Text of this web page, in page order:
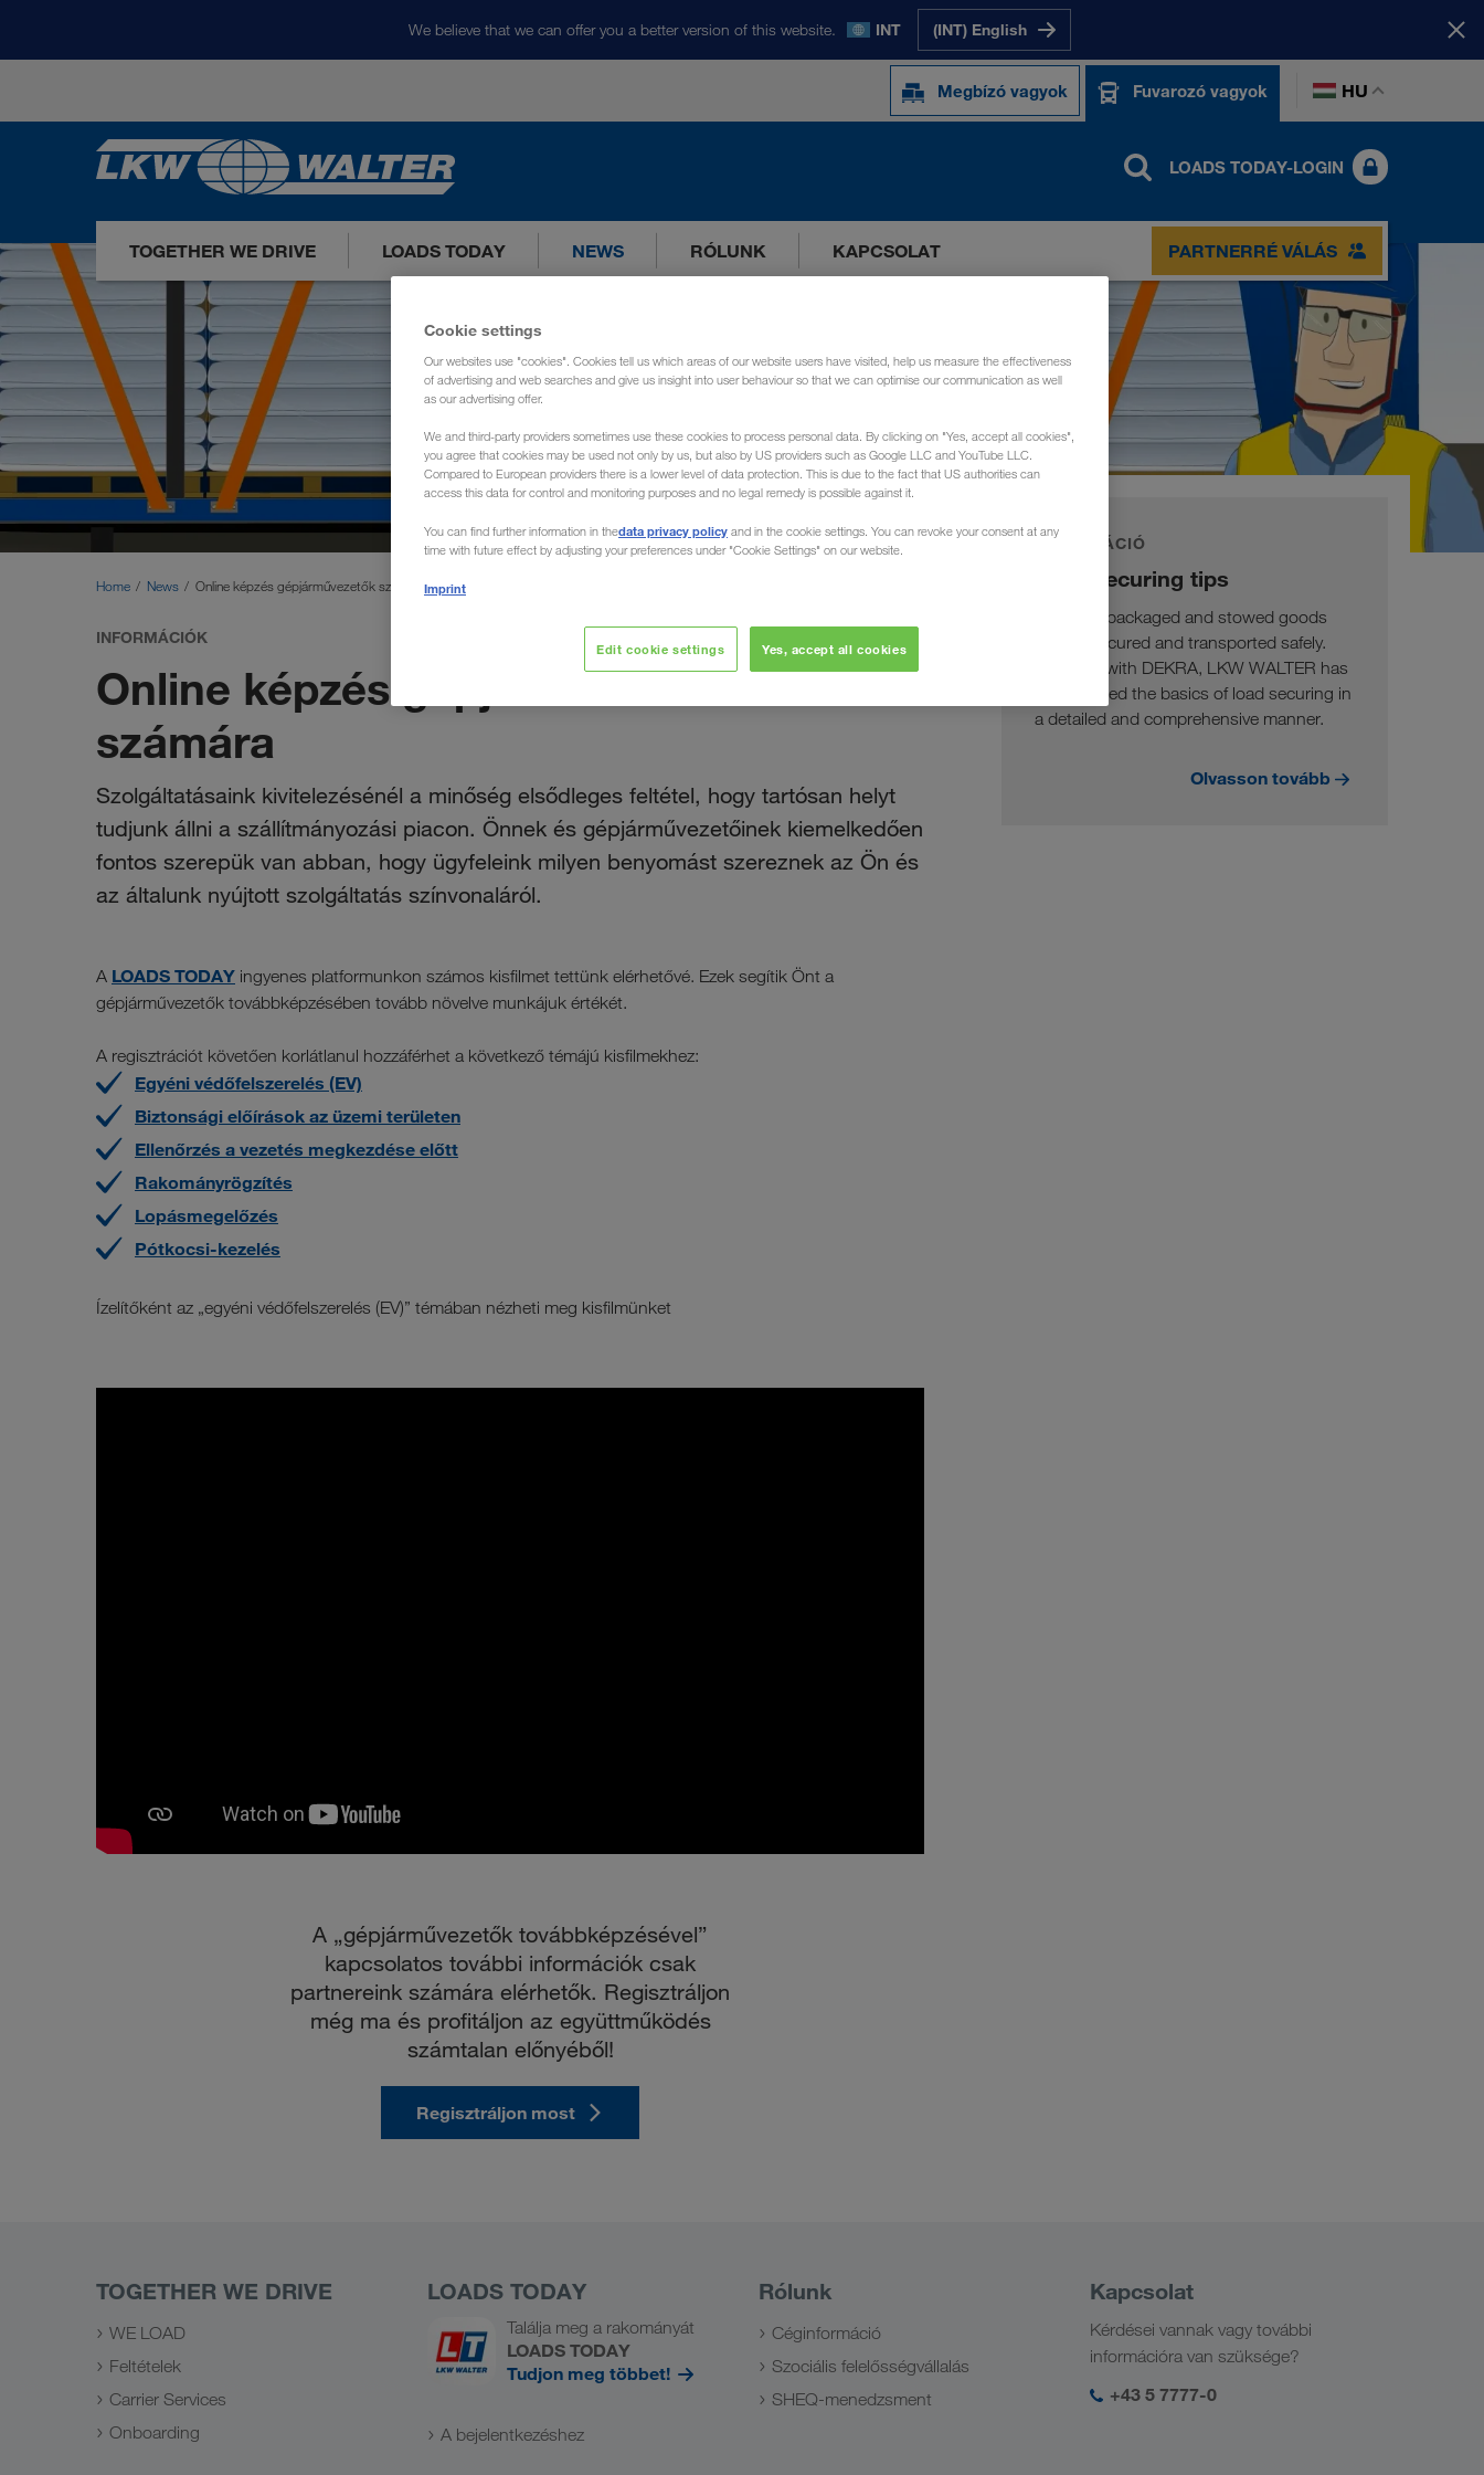
We believe that we can offer you a better version of this website. INT (INT) English
Megbízó vagyok Fuvarozó vagyok HU
LOADS TODAY-LOGIN
TOGETHER WE DRIVE LOADS TODAY NEWS RÓLUNK KAPCSOLAT PARTNERRÉ VÁLÁS
Home News Online képzés gépjárművezetők számára
INFORMÁCIÓK
Online képzés gépjárművezetők
számára
Szolgáltatásaink kivitelezésénél a minőség elsődleges feltétel, hogy tartósan helyt
tudjunk állni a szállítmányozási piacon. Önnek és gépjárművezetőinek kiemelkedően
fontos szerepük van abban, hogy ügyfeleink milyen benyomást szereznek az Ön és
az általunk nyújtott szolgáltatás színvonaláról.
A LOADS TODAY ingyenes platformunkon számos kisfilmet tettünk elérhetővé. Ezek segítik Önt a
gépjárművezetők továbbképzésében tovább növelve munkájuk értékét.
A regisztrációt követően korlátlanul hozzáférhet a következő témájú kisfilmekhez:
Egyéni védőfelszerelés (EV)
Biztonsági előírások az üzemi területen
Ellenőrzés a vezetés megkezdése előtt
Rakományrögzítés
Lopásmegelőzés
Pótkocsi-kezelés
Ízelítőként az „egyéni védőfelszerelés (EV)” témában nézheti meg kisfilmünket
A „gépjárművezetők továbbképzésével”
kapcsolatos további információk csak
partnereink számára elérhetők. Regisztráljon
még ma és profitáljon az együttműködés
számtalan előnyéből!
Regisztráljon most
INFORMÁCIÓ
Load securing tips
Only well packaged and stowed goods
can be secured and transported safely.
Together with DEKRA, LKW WALTER has
summarised the basics of load securing in
a detailed and comprehensive manner.
Olvasson tovább
TOGETHER WE DRIVE
WE LOAD
Feltételek
Carrier Services
Onboarding
LOADS TODAY
Találja meg a rakományát
LOADS TODAY
Tudjon meg többet!
A bejelentkezéshez
Rólunk
Céginformáció
Szociális felelősségvállalás
SHEQ-menedzsment
Kapcsolat
Kérdései vannak vagy további
információra van szüksége?
+43 5 7777-0
Cookie settings
Our websites use "cookies". Cookies tell us which areas of our website users have visited, help us measure the effectiveness
of advertising and web searches and give us insight into user behaviour so that we can optimise our communication as well
as our advertising offer.
We and third-party providers sometimes use these cookies to process personal data. By clicking on "Yes, accept all cookies",
you agree that cookies may be used not only by us, but also by US providers such as Google LLC and YouTube LLC.
Compared to European providers there is a lower level of data protection. This is due to the fact that US authorities can
access this data for control and monitoring purposes and no legal remedy is possible against it.
You can find further information in thedata privacy policy and in the cookie settings. You can revoke your consent at any
time with future effect by adjusting your preferences under "Cookie Settings" on our website.
Imprint
Edit cookie settings Yes, accept all cookies